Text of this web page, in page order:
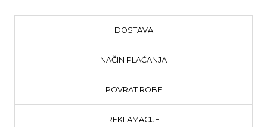
DOSTAVA
NAČIN PLAĆANJA
POVRAT ROBE
REKLAMACIJE